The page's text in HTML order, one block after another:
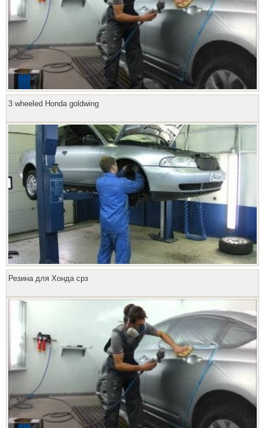
3 wheeled Honda goldwing
Резина для Хонда срз